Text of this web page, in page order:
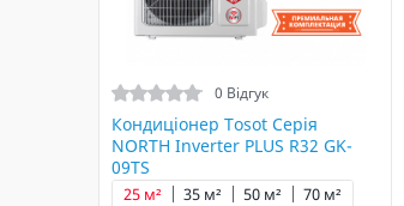
0 Відгук
Кондиціонер Tosot Серія
NORTH Inverter PLUS R32 GK-
09TS
25 м² 35 м² 50 м² 70 м²